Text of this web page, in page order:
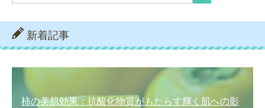
新着記事
柿の美肌効果：抗酸化物質がもたらす輝く肌への影